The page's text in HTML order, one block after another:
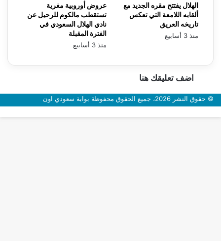
عروض أوروبية مغرية
تستقطب مالكوم للرحيل عن
نادي الهلال السعودي في
الفترة المقبلة
منذ 3 أسابيع
الهلال يفتتح مقره الجديد مع
ألقابه اللامعة التي تعكس
تاريخه العريق
منذ 3 أسابيع
اضف تعليقك هنا
© حقوق النشر 2026، جميع الحقوق محفوظة بوابة سعودي اون